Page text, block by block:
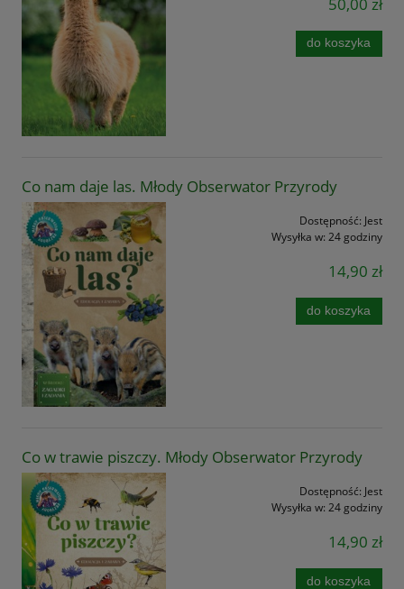
do koszyka
Co nam daje las. Młody Obserwator Przyrody
Dostępność: Jest
Wysyłka w: 24 godziny
14,90 zł
do koszyka
Co w trawie piszczy. Młody Obserwator Przyrody
Dostępność: Jest
Wysyłka w: 24 godziny
14,90 zł
do koszyka